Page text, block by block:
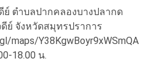
ย์ ตำบลปากคลองบางปลากด
ย์ จังหวัดสมุทรปราการ
maps/Y38KgwBoyr9xWSmQA
18.00 น.